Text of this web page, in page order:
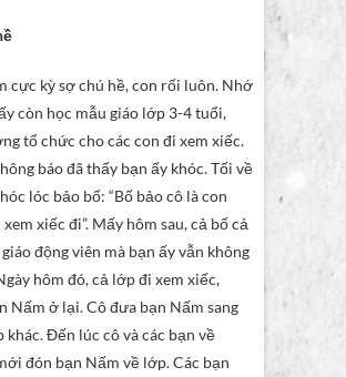
cực kỳ sợ chú hề, con rối luôn. Nhớ
còn học mẫu giáo lớp 3-4 tuổi,
tổ chức cho các con đi xem xiếc.
báo đã thấy bạn ấy khóc. Tối về
lóc bảo bố: “Bố bảo cô là con
xiếc đi”. Mấy hôm sau, cả bố cả
giáo động viên mà bạn ấy vẫn không
hôm đó, cả lớp đi xem xiếc,
Nấm ở lại. Cô đưa bạn Nấm sang
khác. Đến lúc cô và các bạn về
đón bạn Nấm về lớp. Các bạn